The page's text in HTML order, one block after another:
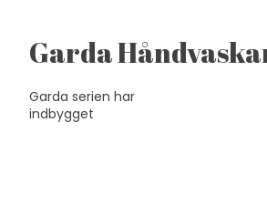
Garda
Garda serien har
indbygget